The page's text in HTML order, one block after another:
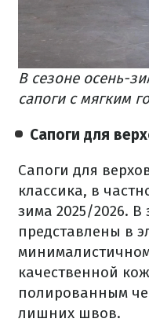
В сезоне осень-
сапоги с мягким
Сапоги для
Сапоги для
классика, в
зима 2025/2026. В
представлены в
качественной
полированным
лишних швов.